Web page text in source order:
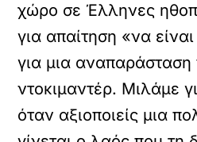
χώρο σε Έλληνες
για απαίτηση «να
για μια αναπαράσταση
ντοκιμαντέρ. Μιλάμε
όταν αξιοποιείς μια